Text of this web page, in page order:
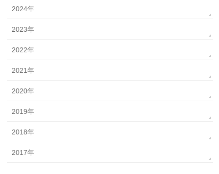
2024年
2023年
2022年
2021年
2020年
2019年
2018年
2017年